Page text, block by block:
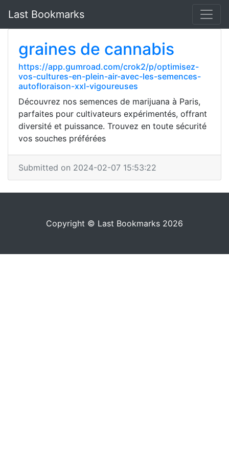
Last Bookmarks
graines de cannabis
https://app.gumroad.com/crok2/p/optimisez-
vos-cultures-en-plein-air-avec-les-semences-
autofloraison-xxl-vigoureuses
Découvrez nos semences de marijuana à Paris,
parfaites pour cultivateurs expérimentés, offrant
diversité et puissance. Trouvez en toute sécurité
vos souches préférées
Submitted on 2024-02-07 15:53:22
Copyright © Last Bookmarks 2026